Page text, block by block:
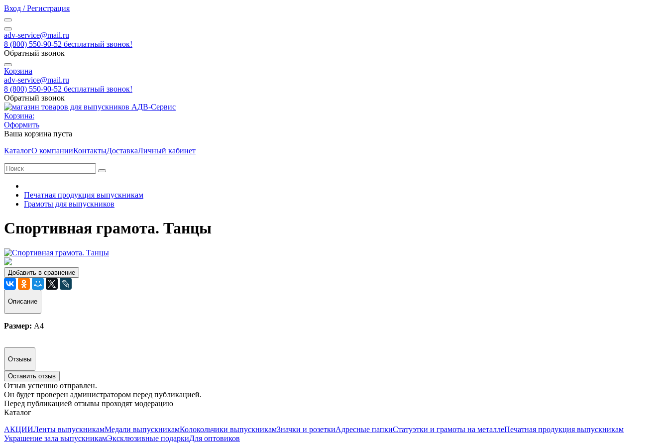
Вход / Регистрация
adv-service@mail.ru
8 (800) 550-90-52 бесплатный звонок!
Обратный звонок
Корзина
adv-service@mail.ru
8 (800) 550-90-52 бесплатный звонок!
Обратный звонок
Корзина:
Оформить
Ваша корзина пуста
КаталогО компанииКонтактыДоставкаЛичный кабинет
Печатная продукция выпускникам
Грамоты для выпускников
Спортивная грамота. Танцы
Добавить в сравнение
Описание
Размер: A4
Отзывы
Оставить отзыв
Отзыв успешно отправлен.
Он будет проверен администратором перед публикацией.
Перед публикацией отзывы проходят модерацию
Каталог
АКЦИИЛенты выпускникамМедали выпускникамКолокольчики выпускникамЗначки и розеткиАдресные папкиСтатуэтки и грамоты на металлеПечатная продукция выпускникам
Украшение зала выпускникамЭксклюзивные подаркиДля оптовиков